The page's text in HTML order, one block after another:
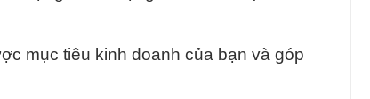
mục tiêu kinh doanh của bạn và góp